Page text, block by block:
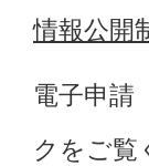
情報公開
電子申請
クをご覧